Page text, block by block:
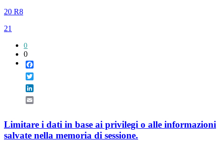
20 R8
21
0
0
Limitare i dati in base ai privilegi o alle informazioni
salvate nella memoria di sessione.